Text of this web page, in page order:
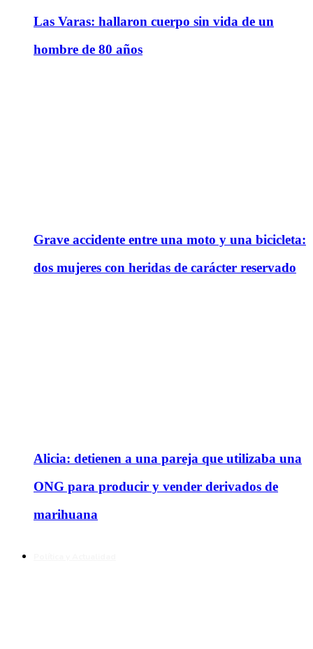
Las Varas: hallaron cuerpo sin vida de un
hombre de 80 años
Grave accidente entre una moto y una bicicleta:
dos mujeres con heridas de carácter reservado
Alicia: detienen a una pareja que utilizaba una
ONG para producir y vender derivados de
marihuana